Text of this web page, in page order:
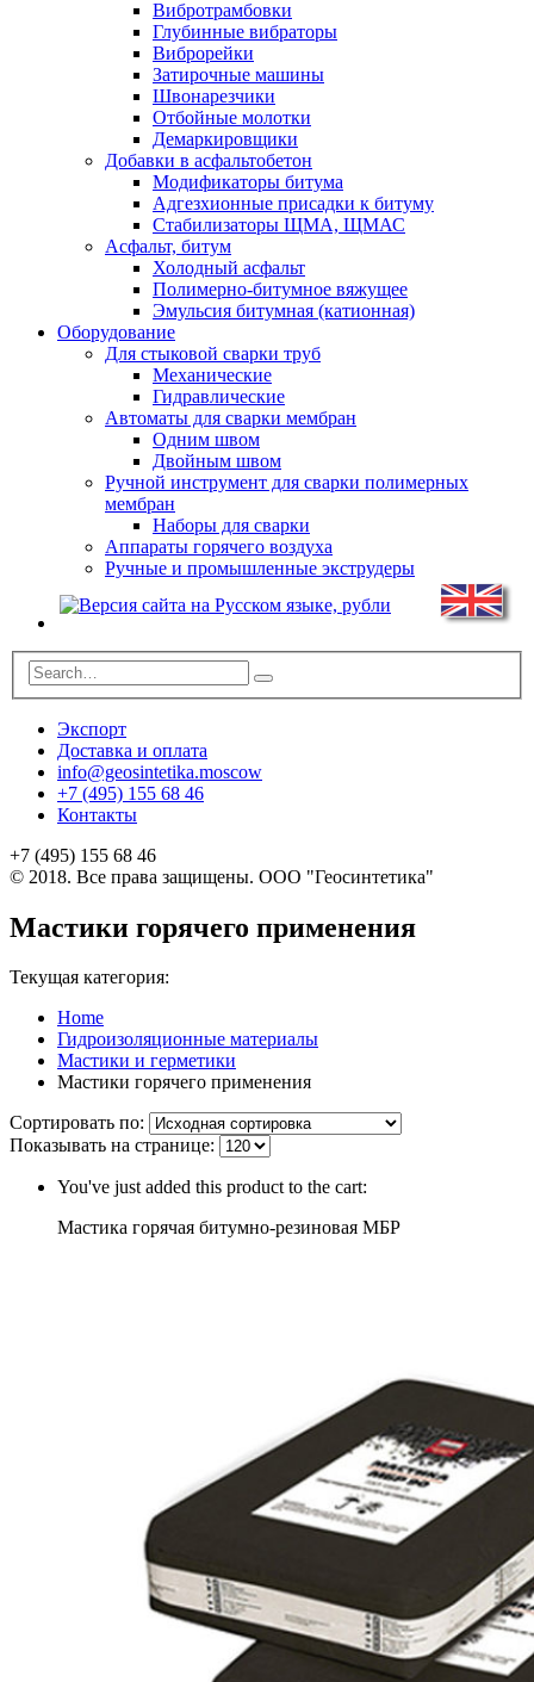
Вибротрамбовки
Глубинные вибраторы
Виброрейки
Затирочные машины
Швонарезчики
Отбойные молотки
Демаркировщики
Добавки в асфальтобетон
Модификаторы битума
Адгезхионные присадки к битуму
Стабилизаторы ЩМА, ЩМАС
Асфальт, битум
Холодный асфальт
Полимерно-битумное вяжущее
Эмульсия битумная (катионная)
Оборудование
Для стыковой сварки труб
Механические
Гидравлические
Автоматы для сварки мембран
Одним швом
Двойным швом
Ручной инструмент для сварки полимерных
мембран
Наборы для сварки
Аппараты горячего воздуха
Ручные и промышленные экструдеры
Экспорт
Доставка и оплата
info@geosintetika.moscow
+7 (495) 155 68 46
Контакты
+7 (495) 155 68 46
© 2018. Все права защищены. ООО "Геосинтетика"
Мастики горячего применения
Текущая категория:
Home
Гидроизоляционные материалы
Мастики и герметики
Мастики горячего применения
Сортировать по:
Показывать на странице:
You've just added this product to the cart:
Мастика горячая битумно-резиновая МБР